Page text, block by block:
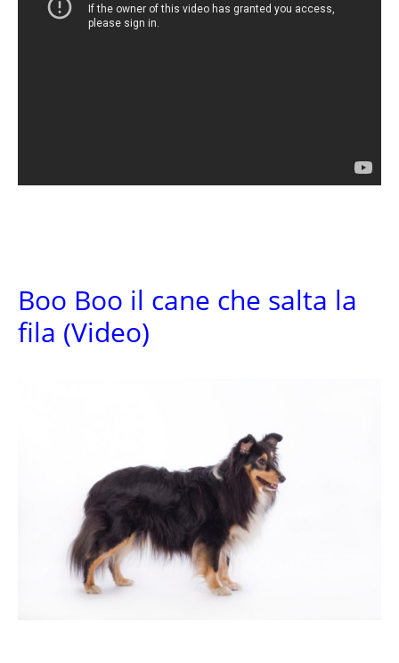
Boo Boo il cane che salta la
fila (Video)